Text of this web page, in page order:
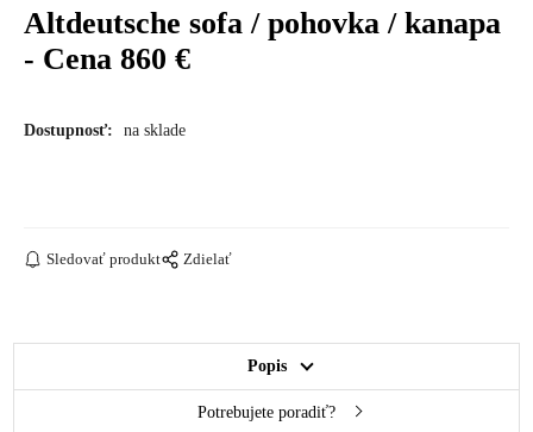
Altdeutsche sofa / pohovka / kanapa
- Cena 860 €
Dostupnosť: na sklade
Sledovať produkt Zdielať
Popis
Potrebujete poradiť?